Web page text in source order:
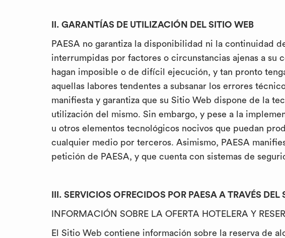
II. GARANTÍAS DE UTILIZACIÓN DEL SITIO WEB
PAESA no garantiza la disponibilidad ni la continuidad
interrumpidas por factores o circunstancias ajenas a su
hagan imposible o de difícil ejecución, y tan pronto
aquellas labores tendentes a subsanar los errores
manifiesta y garantiza que su Sitio Web dispone de la
utilización del mismo. Sin embargo, y pese a la
u otros elementos tecnológicos nocivos que puedan
cualquier medio por terceros. Asimismo, PAESA
petición de PAESA, y que cuenta con sistemas de
III. SERVICIOS OFRECIDOS POR PAESA A TRAVÉS DEL
INFORMACIÓN SOBRE LA OFERTA HOTELERA Y
El Sitio Web contiene información sobre la reserva de